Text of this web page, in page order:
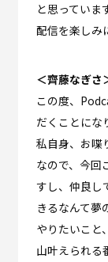
と思っていま
配信を楽しみ
＜齊藤なぎさ
この度、
だくことにな
私自身、お喋
なので、今回
すし、仲良し
きるなんて夢
やりたいこと
山叶えられる